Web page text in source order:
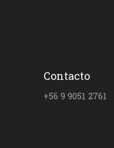
Contacto
+56 9 9051 2761